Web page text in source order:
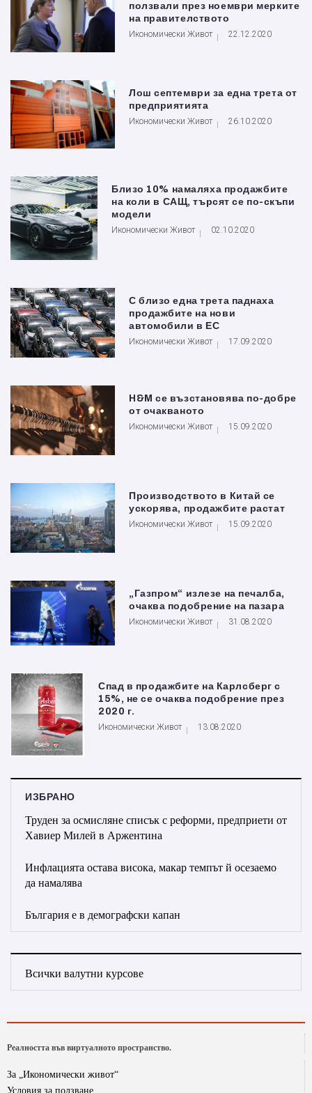
ползвали през ноември мерките
на правителството
Икономически Живот 22.12.2020
Лош септември за една трета от
предприятията
Икономически Живот 26.10.2020
Близо 10% намаляха продажбите
на коли в САЩ, търсят се по-скъпи
модели
Икономически Живот 02.10.2020
С близо една трета паднаха
продажбите на нови
автомобили в ЕС
Икономически Живот 17.09.2020
H&M се възстановява по-добре
от очакваното
Икономически Живот 15.09.2020
Производството в Китай се
ускорява, продажбите растат
Икономически Живот 15.09.2020
„Газпром“ излезе на печалба,
очаква подобрение на пазара
Икономически Живот 31.08.2020
Спад в продажбите на Карлсберг с
15%, не се очаква подобрение през
2020 г.
Икономически Живот 13.08.2020
ИЗБРАНО
Труден за осмисляне списък с реформи, предприети от
Хавиер Милей в Аржентина
Инфлацията остава висока, макар темпът й осезаемо
да намалява
България е в демографски капан
Всички валутни курсове
Реалността във виртуалното пространство.
За „Икономически живот“
Условия за ползване